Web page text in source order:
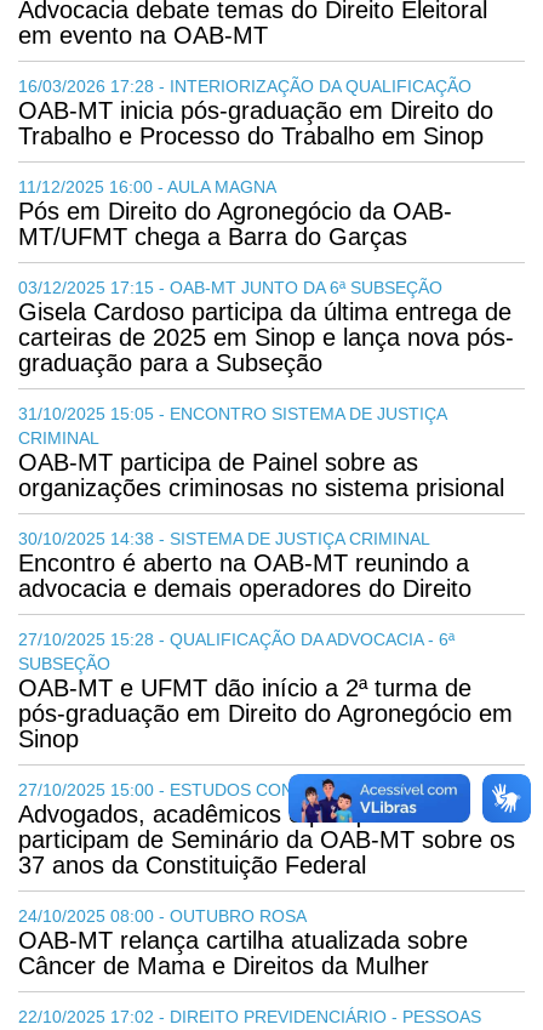
Advocacia debate temas do Direito Eleitoral
em evento na OAB-MT
16/03/2026 17:28 - INTERIORIZAÇÃO DA QUALIFICAÇÃO
OAB-MT inicia pós-graduação em Direito do
Trabalho e Processo do Trabalho em Sinop
11/12/2025 16:00 - AULA MAGNA
Pós em Direito do Agronegócio da OAB-
MT/UFMT chega a Barra do Garças
03/12/2025 17:15 - OAB-MT JUNTO DA 6ª SUBSEÇÃO
Gisela Cardoso participa da última entrega de
carteiras de 2025 em Sinop e lança nova pós-
graduação para a Subseção
31/10/2025 15:05 - ENCONTRO SISTEMA DE JUSTIÇA
CRIMINAL
OAB-MT participa de Painel sobre as
organizações criminosas no sistema prisional
30/10/2025 14:38 - SISTEMA DE JUSTIÇA CRIMINAL
Encontro é aberto na OAB-MT reunindo a
advocacia e demais operadores do Direito
27/10/2025 15:28 - QUALIFICAÇÃO DA ADVOCACIA - 6ª
SUBSEÇÃO
OAB-MT e UFMT dão início a 2ª turma de
pós-graduação em Direito do Agronegócio em
Sinop
27/10/2025 15:00 - ESTUDOS CONSTITUCIONAIS
Advogados, acadêmicos e pesquisadores
participam de Seminário da OAB-MT sobre os
37 anos da Constituição Federal
24/10/2025 08:00 - OUTUBRO ROSA
OAB-MT relança cartilha atualizada sobre
Câncer de Mama e Direitos da Mulher
22/10/2025 17:02 - DIREITO PREVIDENCIÁRIO - PESSOAS